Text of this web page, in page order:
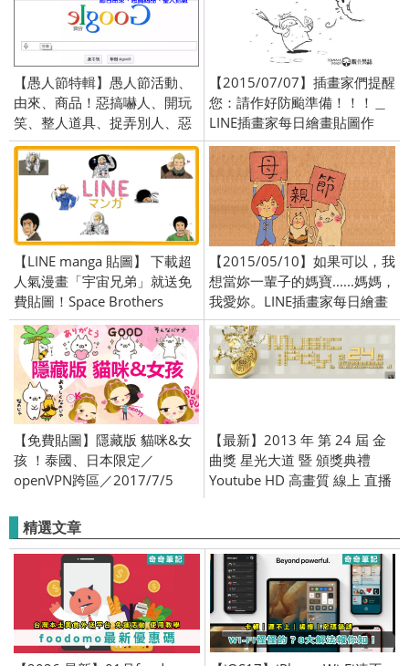
【愚人節特輯】愚人節活動、
由來、商品！惡搞嚇人、開玩
笑、整人道具、捉弄別人、惡
作劇招數。
【2015/07/07】插畫家們提醒
您：請作好防颱準備！！！＿
LINE插畫家每日繪畫貼圖作
品！原創精彩連載中！
【LINE manga 貼圖】 下載超
人氣漫畫「宇宙兄弟」就送免
費貼圖！Space Brothers
【2015/05/10】如果可以，我
想當妳一輩子的媽寶......媽媽，
我愛妳。LINE插畫家每日繪畫
貼圖作品！原創精彩連載中！
【免費貼圖】隱藏版 貓咪&女
孩 ！泰國、日本限定／
openVPN跨區／2017/7/5
【最新】2013 年 第 24 屆 金
曲獎 星光大道 暨 頒獎典禮
Youtube HD 高畫質 線上 直播
精選文章